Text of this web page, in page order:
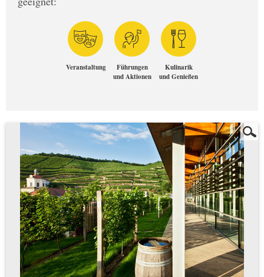
Veranstaltung
Führungen
und Aktionen
Kulinarik
und Genießen